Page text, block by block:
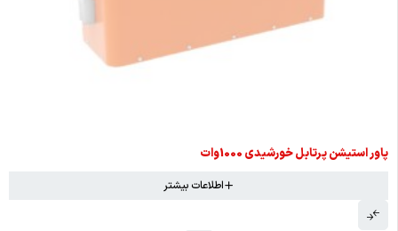
اتمام موجودی
پاور استیشن پرتابل خورشیدی 1000وات
اطلاعات بیشتر